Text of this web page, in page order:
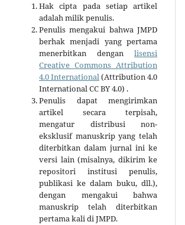
Hak cipta pada setiap artikel
adalah milik penulis.
Penulis mengakui bahwa JMPD
berhak menjadi yang pertama
menerbitkan dengan lisensi
Creative Commons Attribution
4.0 International(Attribution 4.0
International CC BY 4.0) .
Penulis dapat mengirimkan
artikel secara terpisah,
mengatur distribusi non-
eksklusif manuskrip yang telah
diterbitkan dalam jurnal ini ke
versi lain (misalnya, dikirim ke
repositori institusi penulis,
publikasi ke dalam buku, dll.),
dengan mengakui bahwa
manuskrip telah diterbitkan
pertama kali di JMPD.